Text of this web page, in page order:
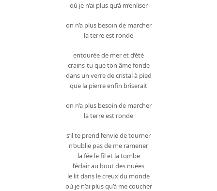
où je n’ai plus qu’à m’enliser
on n’a plus besoin de marcher
la terre est ronde
entourée de mer et d’été
crains-tu que ton âme fonde
dans un verre de cristal à pied
que la pierre enfin briserait
on n’a plus besoin de marcher
la terre est ronde
s’il te prend l’envie de tourner
n’oublie pas de me ramener
la fée le fil et la tombe
l’éclair au bout des nuées
le lit dans le creux du monde
où je n’ai plus qu’à me coucher